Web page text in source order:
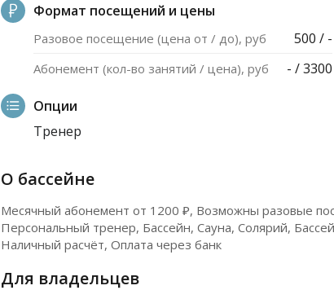
Формат посещений и цены
Разовое посещение (цена от / до), руб 500 / -
Абонемент (кол-во занятий / цена), руб - / 3300
Опции
Тренер
О бассейне
Месячный абонемент от 1200 ₽, Возможны разовые
Персональный тренер, Бассейн, Сауна, Солярий,
Наличный расчёт, Оплата через банк
Для владельцев